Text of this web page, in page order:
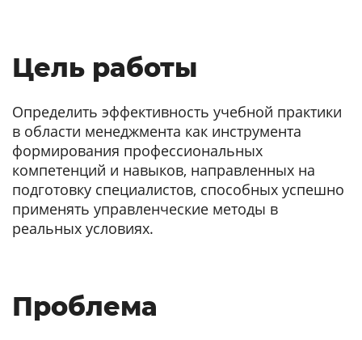
Цель работы
Определить эффективность учебной практики
в области менеджмента как инструмента
формирования профессиональных
компетенций и навыков, направленных на
подготовку специалистов, способных успешно
применять управленческие методы в
реальных условиях.
Проблема